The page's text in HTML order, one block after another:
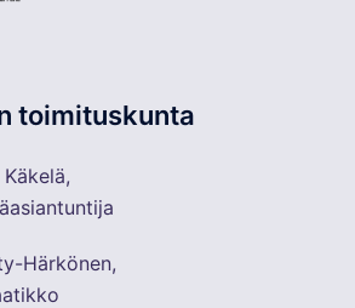
toimituskunta
Härkönen,